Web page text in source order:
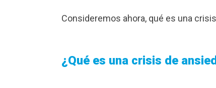
Consideremos ahora, qué es una
¿Qué es una crisis de